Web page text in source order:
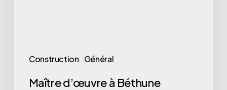
Construction Général
Maître d’œuvre à Béthune